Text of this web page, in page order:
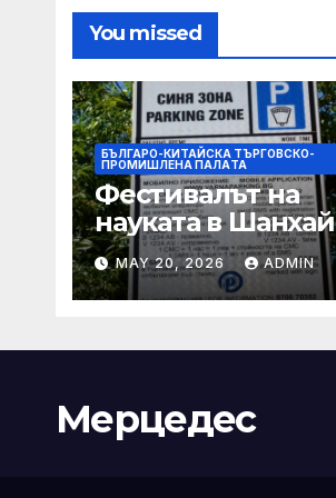
You missed
БЪЛГАРО-КИТАЙСКА ТЪРГОВСКО-
ПРОМИШЛЕНА ПАЛAТА
Фестивалът на
науката в Шанхай
2026 обещава
вълнуващи
научно-
иновации
MAY 20, 2026 ADMIN
Мерцедес